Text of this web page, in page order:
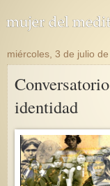
miércoles, 3 de julio
identidad